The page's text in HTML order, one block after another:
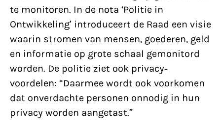
te monitoren. In de nota ‘Politie in
Ontwikkeling’ introduceert de Raad een visie
waarin stromen van mensen, goederen, geld
en informatie op grote schaal gemonitord
worden. De politie ziet ook privacy-
voordelen: “Daarmee wordt ook voorkomen
dat onverdachte personen onnodig in hun
privacy worden aangetast.”